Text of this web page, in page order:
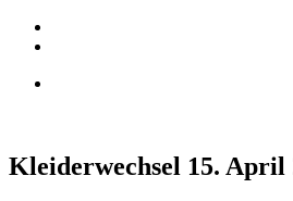
Kleiderwechsel 15. April